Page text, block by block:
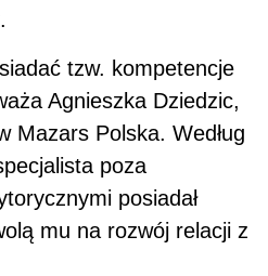
tzw. kompetencje
Agnieszka Dziedzic,
Mazars Polska. Według
poza
posiadał
mu na rozwój relacji z